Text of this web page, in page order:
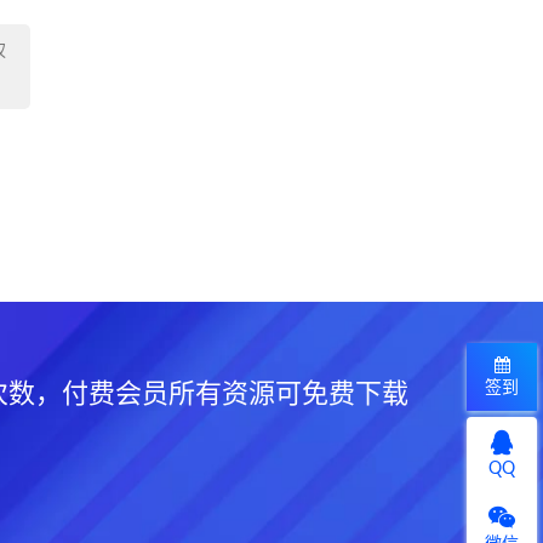
，付费会员所有资源可免费下载 签到
QQ